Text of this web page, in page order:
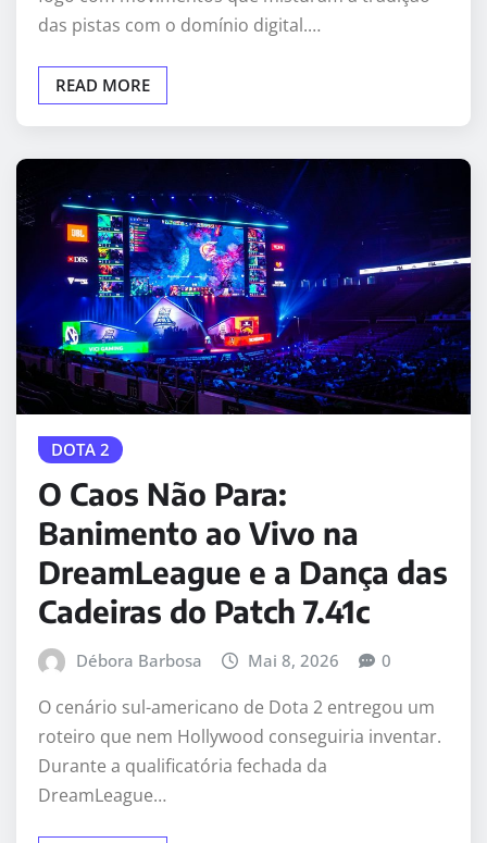
das pistas com o domínio digital.…
READ MORE
DOTA 2
O Caos Não Para:
Banimento ao Vivo na
DreamLeague e a Dança das
Cadeiras do Patch 7.41c
Débora Barbosa Mai 8, 2026 0
O cenário sul-americano de Dota 2 entregou um
roteiro que nem Hollywood conseguiria inventar.
Durante a qualificatória fechada da
DreamLeague…